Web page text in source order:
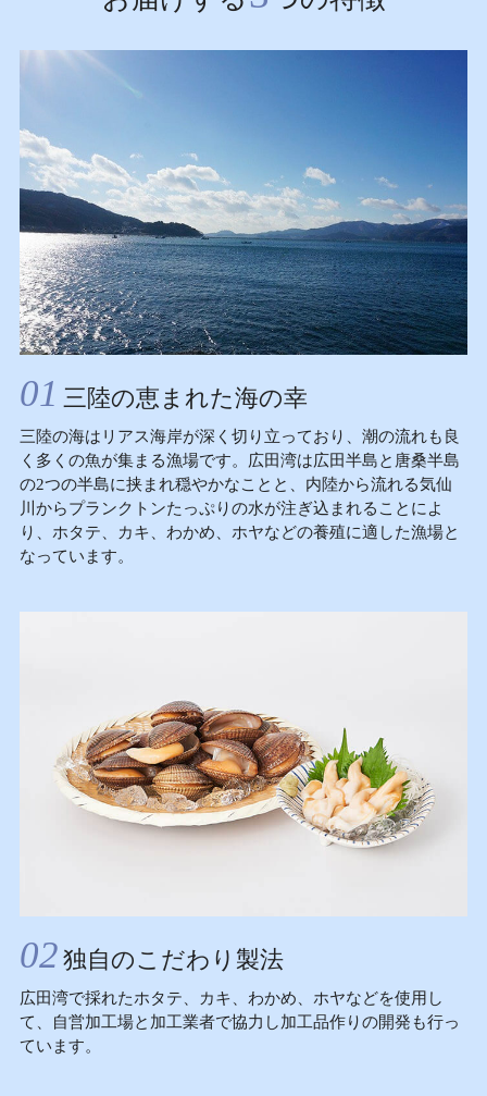
01 三陸の恵まれた海の幸
三陸の海はリアス海岸が深く切り立っており、潮の流れも良
く多くの魚が集まる漁場です。広田湾は広田半島と唐桑半島
の2つの半島に挟まれ穏やかなことと、内陸から流れる気仙
川からプランクトンたっぷりの水が注ぎ込まれることによ
り、ホタテ、カキ、わかめ、ホヤなどの養殖に適した漁場と
なっています。
02 独自のこだわり製法
広田湾で採れたホタテ、カキ、わかめ、ホヤなどを使用し
て、自営加工場と加工業者で協力し加工品作りの開発も行っ
ています。